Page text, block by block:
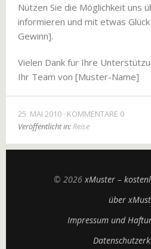
Nützen Sie die Möglichkeit uns
informieren und mit etwas
Gewinn].
Vielen Dank für Ihre
Ihr Team von [Muster-Name]
25. MAI 2010 KOMMENTARE 0
Veröffentlicht in:Reise
© 2026xMuster –
über
Impressum und